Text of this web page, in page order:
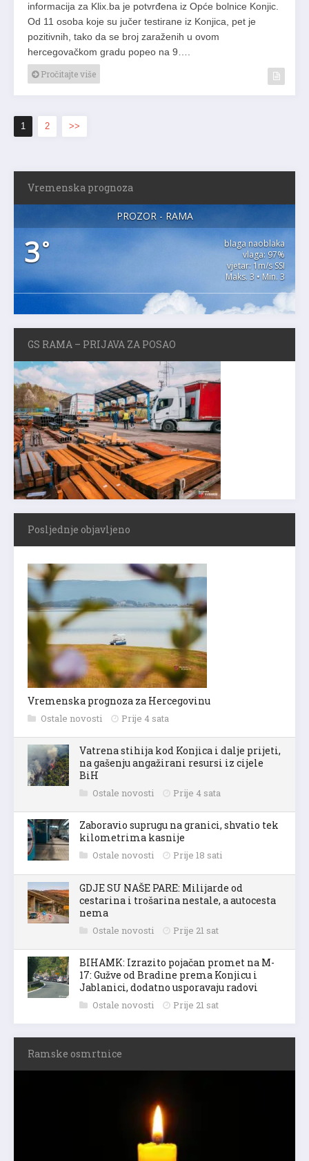
informacija za Klix.ba je potvrđena iz Opće bolnice Konjic.
Od 11 osoba koje su jučer testirane iz Konjica, pet je
pozitivnih, tako da se broj zaraženih u ovom
hercegovačkom gradu popeo na 9….
Pročitajte više
1 2 >>
Vremenska prognoza
PROZOR - RAMA
3°
blaga naoblaka
vlaga: 97%
vjetar: 1m/s SSI
Maks. 3 • Min. 3
GS RAMA – PRIJAVA ZA POSAO
Posljednje objavljeno
Vremenska prognoza za Hercegovinu
Ostale novosti Prije 4 sata
Vatrena stihija kod Konjica i dalje prijeti,
na gašenju angažirani resursi iz cijele
BiH
Ostale novosti Prije 4 sata
Zaboravio suprugu na granici, shvatio tek
kilometrima kasnije
Ostale novosti Prije 18 sati
GDJE SU NAŠE PARE: Milijarde od
cestarina i trošarina nestale, a autocesta
nema
Ostale novosti Prije 21 sat
BIHAMK: Izrazito pojačan promet na M-
17: Gužve od Bradine prema Konjicu i
Jablanici, dodatno usporavaju radovi
Ostale novosti Prije 21 sat
Ramske osmrtnice